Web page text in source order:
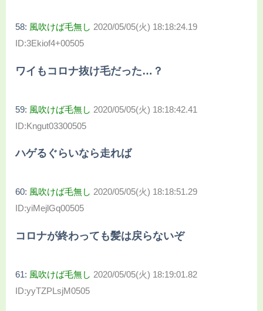
58: 風吹けば毛無し 2020/05/05(火) 18:18:24.19
ID:3Ekiof4+00505
ワイもコロナ抜け毛だった…？
59: 風吹けば毛無し 2020/05/05(火) 18:18:42.41
ID:Kngut03300505
ハゲるぐらいなら走れば
60: 風吹けば毛無し 2020/05/05(火) 18:18:51.29
ID:yiMejlGq00505
コロナが終わっても髪は戻らないぞ
61: 風吹けば毛無し 2020/05/05(火) 18:19:01.82
ID:yyTZPLsjM0505